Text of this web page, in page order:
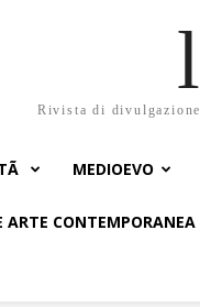
Rivista di
MEDIOEVO
ARTE CONTEMPORANEA